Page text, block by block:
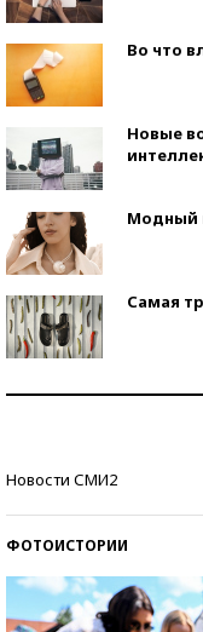
Во что
Новые
Модный
Самая
Новости СМИ2
ФОТОИСТОРИИ